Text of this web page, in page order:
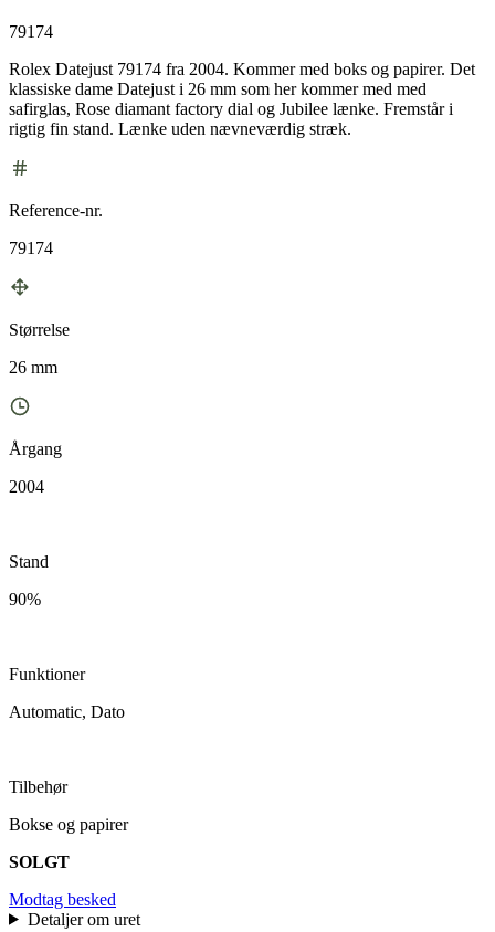
79174
Rolex Datejust 79174 fra 2004. Kommer med boks og papirer. Det
klassiske dame Datejust i 26 mm som her kommer med med
safirglas, Rose diamant factory dial og Jubilee lænke. Fremstår i
rigtig fin stand. Lænke uden nævneværdig stræk.
Reference-nr.
79174
Størrelse
26 mm
Årgang
2004
Stand
90%
Funktioner
Automatic, Dato
Tilbehør
Bokse og papirer
SOLGT
Modtag besked
Detaljer om uret